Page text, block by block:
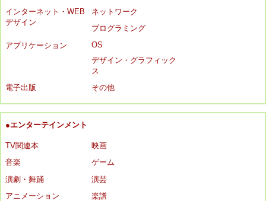
インターネット・WEB
デザイン
ネットワーク
プログラミング
アプリケーション
OS
デザイン・グラフィック
ス
電子出版
その他
●エンターテインメント
TV関連本
映画
音楽
ゲーム
演劇・舞踊
演芸
アニメーション
楽譜